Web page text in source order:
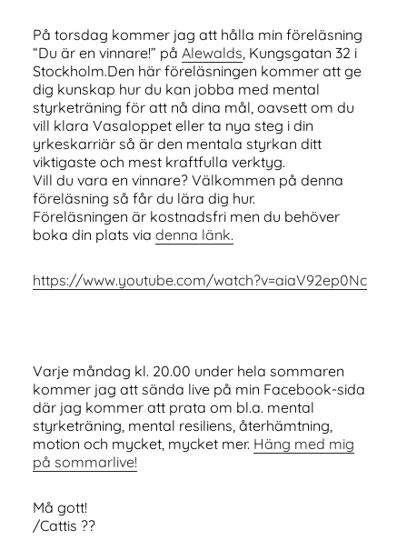
På torsdag kommer jag att hålla min föreläsning
“Du är en vinnare!” på Alewalds, Kungsgatan 32 i
Stockholm.Den här föreläsningen kommer att ge
dig kunskap hur du kan jobba med mental
styrketräning för att nå dina mål, oavsett om du
vill klara Vasaloppet eller ta nya steg i din
yrkeskarriär så är den mentala styrkan ditt
viktigaste och mest kraftfulla verktyg.
Vill du vara en vinnare? Välkommen på denna
föreläsning så får du lära dig hur.
Föreläsningen är kostnadsfri men du behöver
boka din plats via denna länk.
https://www.youtube.com/watch?v=aiaV92ep0Nc
Varje måndag kl. 20.00 under hela sommaren
kommer jag att sända live på min Facebook-sida
där jag kommer att prata om bl.a. mental
styrketräning, mental resiliens, återhämtning,
motion och mycket, mycket mer. Häng med mig
på sommarlive!
Må gott!
/Cattis ??